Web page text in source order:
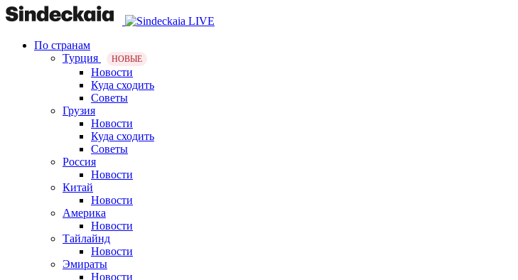
По странам
Турция
НОВЫЕ
Новости
Куда сходить
Советы
Грузия
Новости
Куда сходить
Советы
Россия
Новости
Китай
Новости
Америка
Новости
Тайлайнд
Новости
Эмираты
Новости